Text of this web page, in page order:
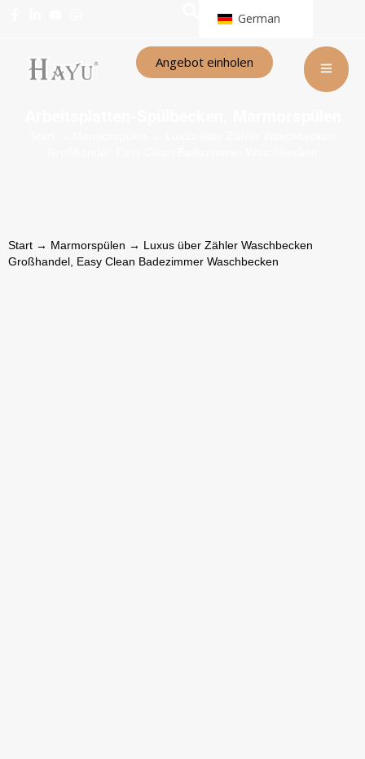
German
Angebot einholen
Start → Marmorspülen → Luxus über Zähler Waschbecken
Großhandel, Easy Clean Badezimmer Waschbecken